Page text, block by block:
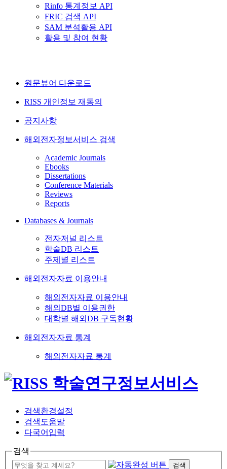
Rinfo 통계정보 API
FRIC 검색 API
SAM 분석활용 API
활용 및 참여 현황
원문뷰어 다운로드
RISS 개인정보 재동의
공지사항
해외전자정보서비스 검색
Academic Journals
Ebooks
Dissertations
Conference Materials
Reviews
Reports
Databases & Journals
전자저널 리스트
학술DB 리스트
주제별 리스트
해외전자자료 이용안내
해외전자자료 이용안내
해외DB별 이용권한
대학별 해외DB 구독현황
해외전자자료 통계
해외전자자료 통계
검색환경설정
검색도움말
다국어입력
검색
검색